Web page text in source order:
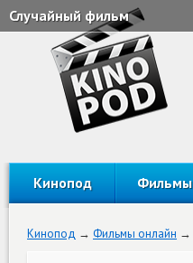
Случайный фильм
Кинопод Фильмы
Кинопод Фильмы онлайн